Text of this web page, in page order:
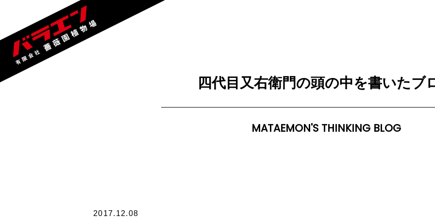
四代目又右衛門の頭の中を書いたブ
MATAEMON'S THINKING BLOG
2017.12.08